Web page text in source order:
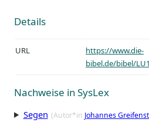
Details
URL
https://www.die-
bibel.de/bibel/
Nachweise in SysLex
Segen (Autor*in Johannes